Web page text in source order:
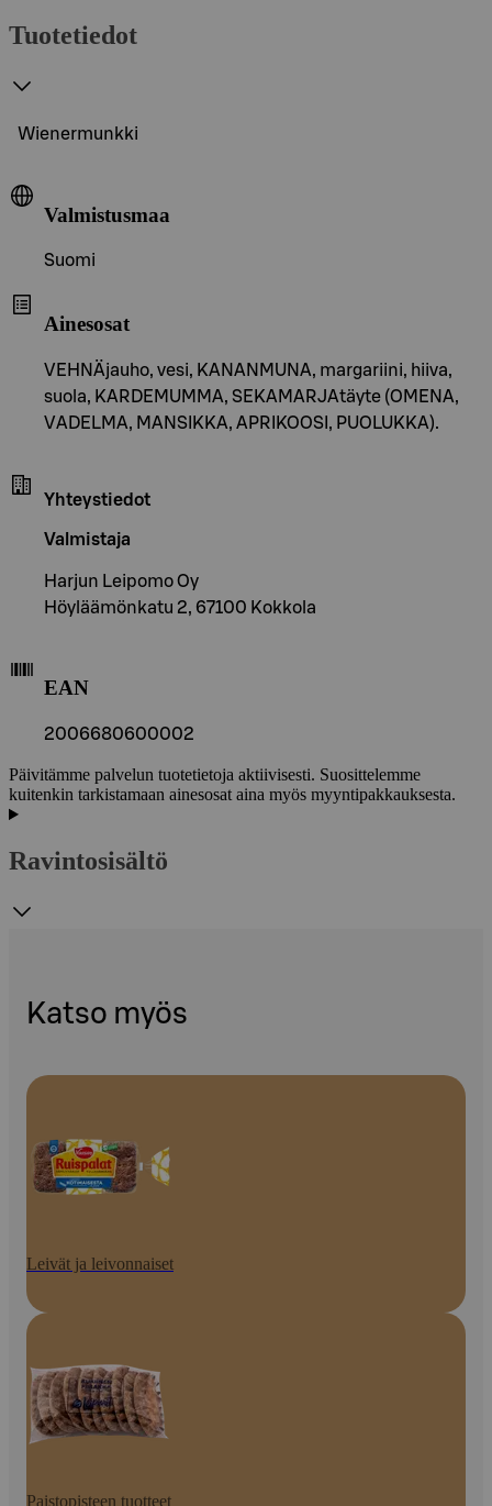
Tuotetiedot
Wienermunkki
Valmistusmaa
Suomi
Ainesosat
VEHNÄjauho, vesi, KANANMUNA, margariini, hiiva,
suola, KARDEMUMMA, SEKAMARJAtäyte (OMENA,
VADELMA, MANSIKKA, APRIKOOSI, PUOLUKKA).
Yhteystiedot
Valmistaja
Harjun Leipomo Oy
Höyläämönkatu 2, 67100 Kokkola
EAN
2006680600002
Päivitämme palvelun tuotetietoja aktiivisesti. Suosittelemme
kuitenkin tarkistamaan ainesosat aina myös myyntipakkauksesta.
Ravintosisältö
Katso myös
Leivät ja leivonnaiset
Paistopisteen tuotteet